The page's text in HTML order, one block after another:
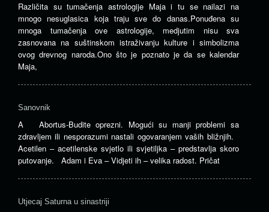
Različita su tumačenja astrologije Maja i tu se nailazi na
mnogo nesuglasica koja traju sve do danas.Ponuđena su
mnoga tumačenja ove astrologije, medjutim nisu sva
zasnovana na suštinskom istraživanju kulture i simbolizma
ovog drevnog naroda.Ono što je poznato je da se kalendar
Maja,
Sanovnik
A Abortus-Budite oprezni. Mogući su manji problemi sa
zdravljem ili nesporazumi nastali ogovaranjem vaših bližnjih.
Acetilen – acetilenske svjetlo ili svjetiljka – predstavlja skoro
putovanje. Adam i Eva – Vidjeti ih – velika radost. Pričat
Utjecaj Saturna u sinastriji